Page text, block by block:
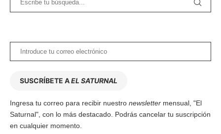
SUSCRÍBETE AEL SATURNAL
Ingresa tu correo para recibir nuestro newsletter mensual, "El
Saturnal", con lo más destacado. Podrás cancelar tu suscripción
en cualquier momento.